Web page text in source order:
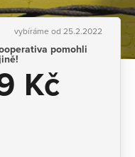
vybíráme od 25.2.2022
pomohli
Kč